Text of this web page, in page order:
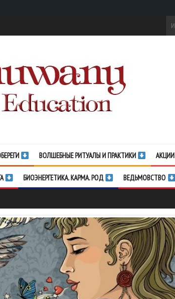
ВОЛШЕБНЫЕ РИТУАЛЫ И ПРАКТИКИ АКЦИИ
БИОЭНЕРГЕТИКА. КАРМА. РОД ВЕДЬМОВСТВО